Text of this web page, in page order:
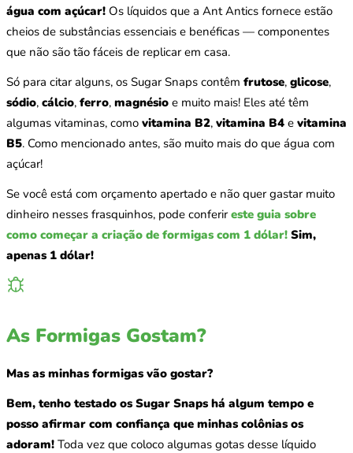
água com açúcar! Os líquidos que a Ant Antics fornece estão
cheios de substâncias essenciais e benéficas — componentes
que não são tão fáceis de replicar em casa.
Só para citar alguns, os Sugar Snaps contêm frutose, glicose,
sódio, cálcio, ferro, magnésio e muito mais! Eles até têm
algumas vitaminas, como vitamina B2, vitamina B4 e vitamina
B5. Como mencionado antes, são muito mais do que água com
açúcar!
Se você está com orçamento apertado e não quer gastar muito
dinheiro nesses frasquinhos, pode conferireste guia sobre
como começar a criação de formigas com 1 dólar! Sim,
apenas 1 dólar!
As Formigas Gostam?
Mas as minhas formigas vão gostar?
Bem, tenho testado os Sugar Snaps há algum tempo e
posso afirmar com confiança que minhas colônias os
adoram! Toda vez que coloco algumas gotas desse líquido